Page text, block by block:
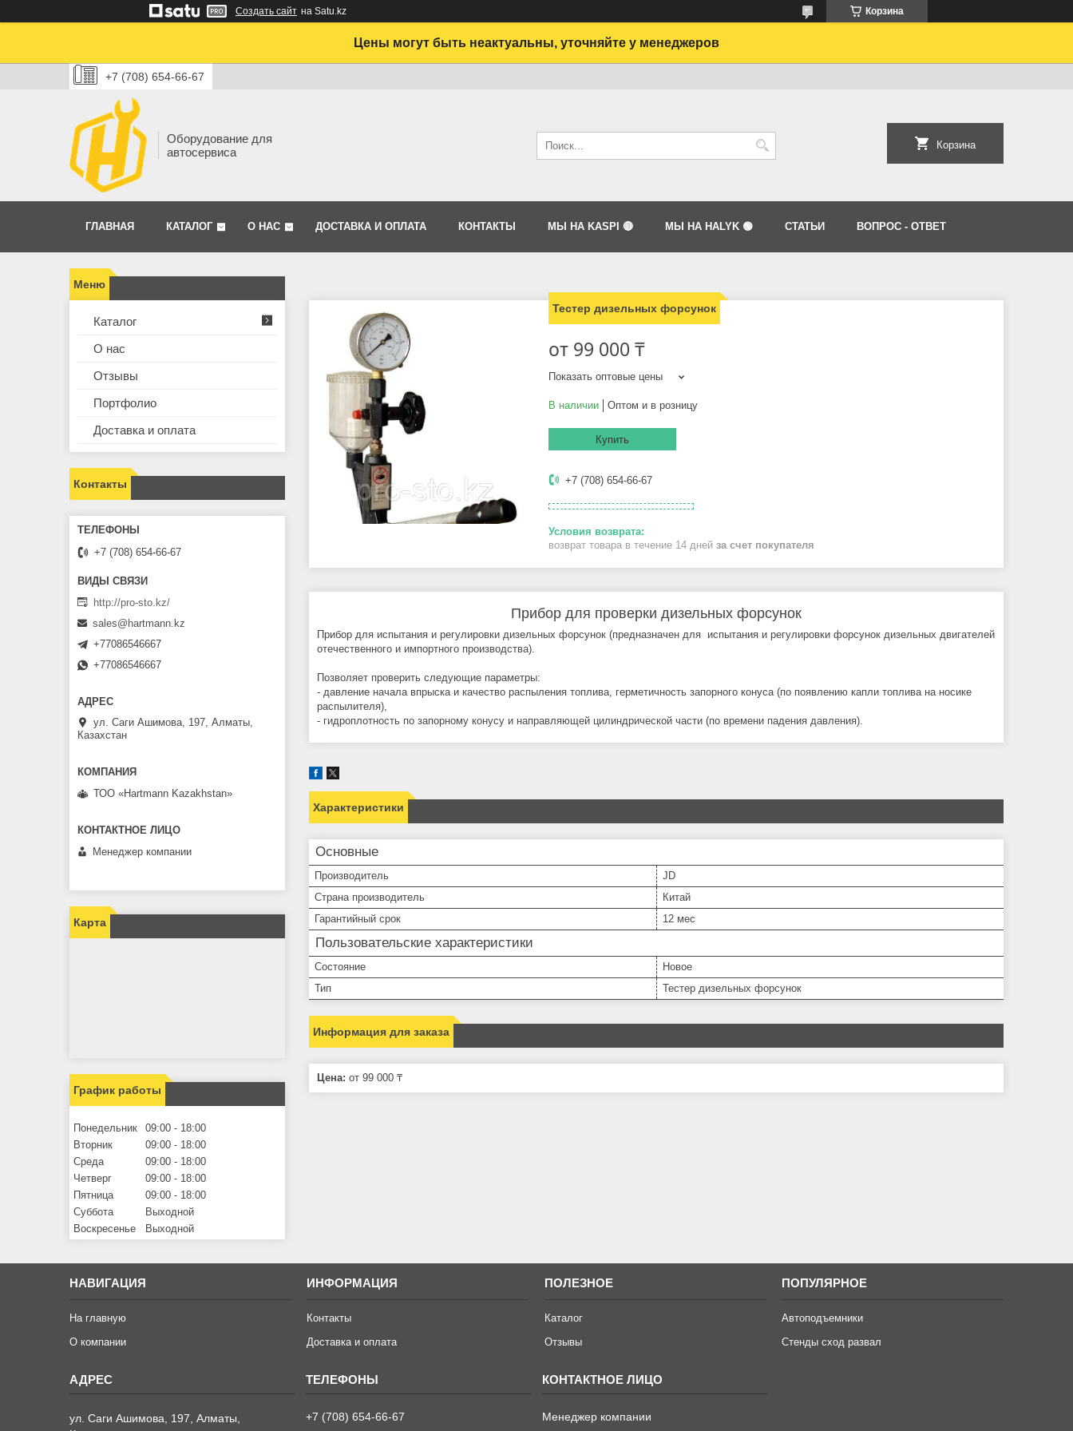
Создать сайт на Satu.kz Корзина
Цены могут быть неактуальны, уточняйте у менеджеров
+7 (708) 654-66-67
Оборудование для
автосервиса
Корзина
ГЛАВНАЯ КАТАЛОГ О НАС ДОСТАВКА И ОПЛАТА КОНТАКТЫ МЫ НА KASPI 🔴 МЫ НА HALYK 🟢 СТАТЬИ ВОПРОС - ОТВЕТ
Тестер дизельных форсунок
от 99 000 ₸
Показать оптовые цены
В наличии Оптом и в розницу
Купить
+7 (708) 654-66-67
возврат товара в течение 14 дней за счет покупателя
Прибор для проверки дизельных форсунок
Прибор для испытания и регулировки дизельных форсунок (предназначен для испытания и регулировки форсунок дизельных двигателей
отечественного и импортного производства).
Позволяет проверить следующие параметры:
- давление начала впрыска и качество распыления топлива, герметичность запорного конуса (по появлению капли топлива на носике
распылителя),
- гидроплотность по запорному конусу и направляющей цилиндрической части (по времени падения давления).
Характеристики
Основные
Производитель
JD
Страна производитель
Китай
Гарантийный срок
12 мес
Пользовательские характеристики
Состояние
Новое
Тип
Тестер дизельных форсунок
Информация для заказа
Цена: от 99 000 ₸
Каталог
О нас
Отзывы
Портфолио
Доставка и оплата
Контакты
+7 (708) 654-66-67
http://pro-sto.kz/
sales@hartmann.kz
+77086546667
+77086546667
ул. Саги Ашимова, 197, Алматы,
Казахстан
ТОО «Hartmann Kazakhstan»
Менеджер компании
Карта
График работы
Понедельник 09:00
18:00
Вторник
09:00
18:00
Среда
09:00
18:00
Четверг
09:00
18:00
Пятница
09:00
18:00
Суббота
Выходной
Воскресенье
Выходной
НАВИГАЦИЯ
На главную
О компании
ИНФОРМАЦИЯ
Контакты
Доставка и оплата
ПОЛЕЗНОЕ
Каталог
Отзывы
ПОПУЛЯРНОЕ
Автоподъемники
Стенды сход развал
ул. Саги Ашимова, 197, Алматы,
+7 (708) 654-66-67 Менеджер компании